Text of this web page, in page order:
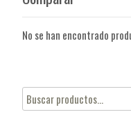
No se han encontrado
Buscar
por: